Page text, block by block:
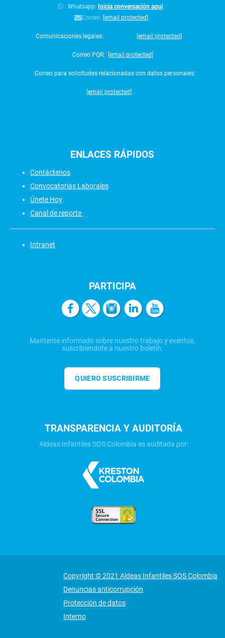
:Whatsapp: Inicia conversación aquí
Correo: [email protected]
Comunicaciones legales: [email protected]
Correo PQR: [email protected]
Correo para solicitudes relacionadas con datos personales:
[email protected]
ENLACES RÁPIDOS
Contáctenos
Convocatorias Laborales
Únete Hoy
Canal de reporte
Intranet
PARTICIPA
Mantente informado sobre nuestro trabajo y eventos,
suscribiéndote a nuestro boletín.
QUIERO SUSCRIBIRME
TRANSPARENCIA Y AUDITORÍA
Aldeas Infantiles SOS Colombia es auditada por:
Copyright © 2021 Aldeas Infantiles SOS Colombia
Denuncias anticorrupción
Protección de datos
Interno